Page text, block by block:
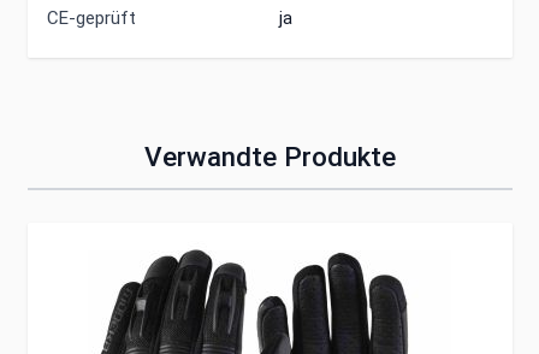
CE-geprüft ja
Verwandte Produkte